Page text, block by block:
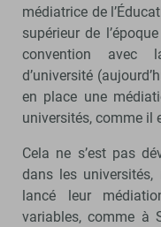
médiatrice de
supérieur de
convention avec
d’université
en place une
universités, comme il
Cela ne s’est pas
dans les
lancé leur
variables, comme à